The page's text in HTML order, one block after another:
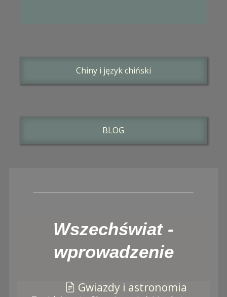
Chiny i język chiński
BLOG
Wszechświat -
wprowadzenie
Gwiazdy i astronomia